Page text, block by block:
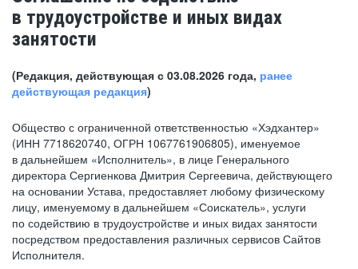
в трудоустройстве и иных видах
занятости
(Редакция, действующая с 03.08.2026 года, ранее
действующая редакция)
Общество с ограниченной ответственностью «Хэдхантер»
(ИНН 7718620740, ОГРН 1067761906805), именуемое
в дальнейшем «Исполнитель», в лице Генерального
директора Сергиенкова Дмитрия Сергеевича, действующего
на основании Устава, предоставляет любому физическому
лицу, именуемому в дальнейшем «Соискатель», услуги
по содействию в трудоустройстве и иных видах занятости
посредством предоставления различных сервисов Сайтов
Исполнителя.